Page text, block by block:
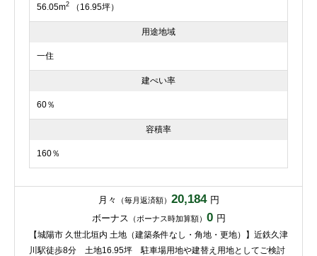
56.05m2 （16.95坪）
用途地域
一住
建ぺい率
60％
容積率
160％
月々 （毎月返済額） 20,184 円
ボーナス （ボーナス時加算額） 0 円
【城陽市 久世北垣内 土地（建築条件なし・角地・更地）】近鉄久津
川駅徒歩8分 土地16.95坪 駐車場用地や建替え用地としてご検討